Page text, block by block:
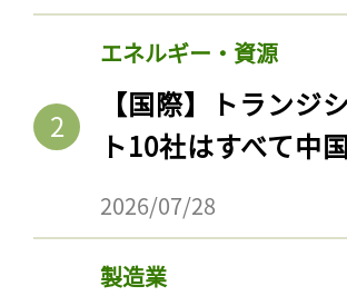
エネルギー・資源
【国際】トランジ
ト10社はすべて中
2026/07/28
製造業